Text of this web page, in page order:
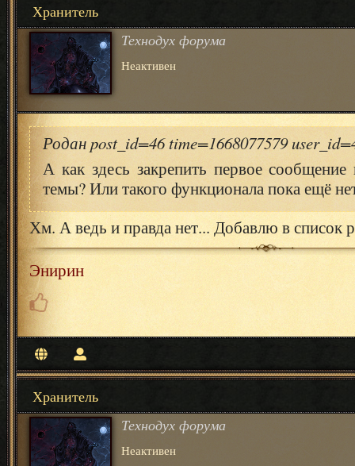
Хранитель
Технодух форума
Неактивен
Родан post_id=46 time=1668077579
А как здесь закрепить первое сообщение
темы? Или такого функционала пока ещё
Хм. А ведь и правда нет... Добавлю в список
Энирин
Хранитель
Технодух форума
Неактивен